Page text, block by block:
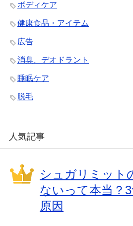
ボディケア
健康食品・アイテム
広告
消臭、デオドラント
睡眠ケア
脱毛
人気記事
シュガリミット
ないって本当？
原因